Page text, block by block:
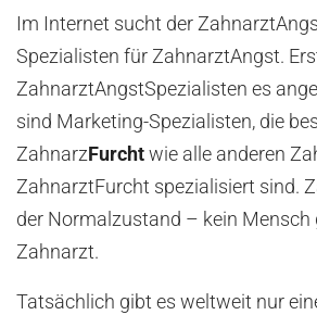
Im Internet sucht der
Spezialisten für ZahnarztAngst.
ZahnarztAngstSpezialisten es
sind Marketing-Spezialisten, die
ZahnarzFurcht wie alle anderen
ZahnarztFurcht spezialisiert sind.
der Normalzustand – kein Mensch
Zahnarzt.
Tatsächlich gibt es weltweit nur